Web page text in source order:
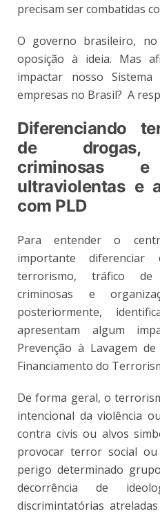
precisam ser combatidas
O governo brasileiro,
oposição à ideia. Mas
impactar nosso
empresas no Brasil? A
Diferenciando
de drogas,
criminosas e
ultraviolentas e
com PLD
Para entender o
importante diferenciar
terrorismo, tráfico de
criminosas e
posteriormente,
apresentam algum
Prevenção à Lavagem
Financiamento do
De forma geral, o
intencional da violência
contra civis ou alvos
provocar terror social
perigo determinado
decorrência de
discrimintatórias